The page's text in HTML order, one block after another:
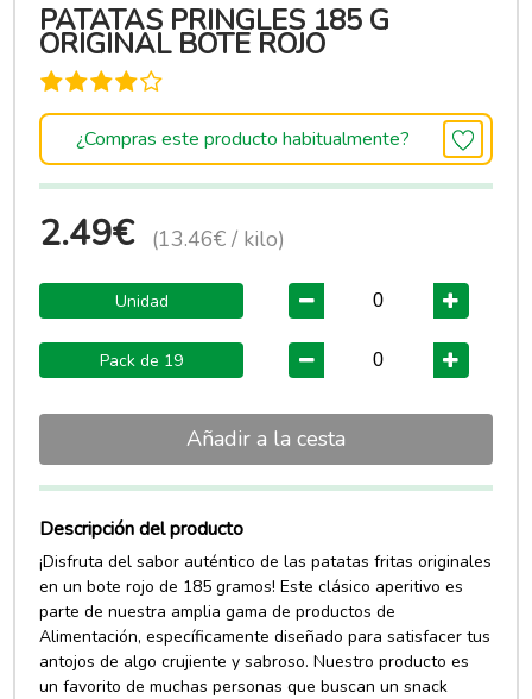
PATATAS PRINGLES 185 G
ORIGINAL BOTE ROJO
¿Compras este producto habitualmente?
2.49€ (13.46€ / kilo)
Unidad
Pack de 19
Añadir a la cesta
Descripción del producto
¡Disfruta del sabor auténtico de las patatas fritas originales
en un bote rojo de 185 gramos! Este clásico aperitivo es
parte de nuestra amplia gama de productos de
Alimentación, específicamente diseñado para satisfacer tus
antojos de algo crujiente y sabroso. Nuestro producto es
un favorito de muchas personas que buscan un snack